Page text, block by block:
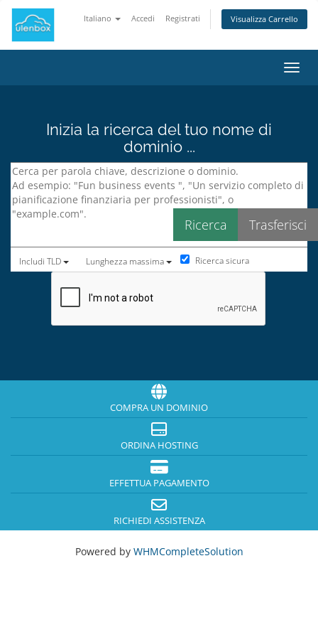
Italiano Accedi Registrati Visualizza Carrello
Inizia la ricerca del tuo nome di
dominio ...
Includi TLD Lunghezza massima Ricerca sicura
COMPRA UN DOMINIO
ORDINA HOSTING
EFFETTUA PAGAMENTO
RICHIEDI ASSISTENZA
Powered by WHMCompleteSolution